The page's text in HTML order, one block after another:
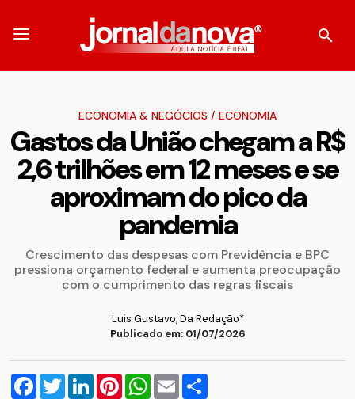
ECONOMIA & NEGÓCIOS / ECONOMIA
Gastos da União chegam a R$
2,6 trilhões em 12 meses e se
aproximam do pico da
pandemia
Crescimento das despesas com Previdência e BPC
pressiona orçamento federal e aumenta preocupação
com o cumprimento das regras fiscais
Luis Gustavo, Da Redação*
Publicado em: 01/07/2026
Facebook
TwitterLinkedInPinterestWhatsApp
Email